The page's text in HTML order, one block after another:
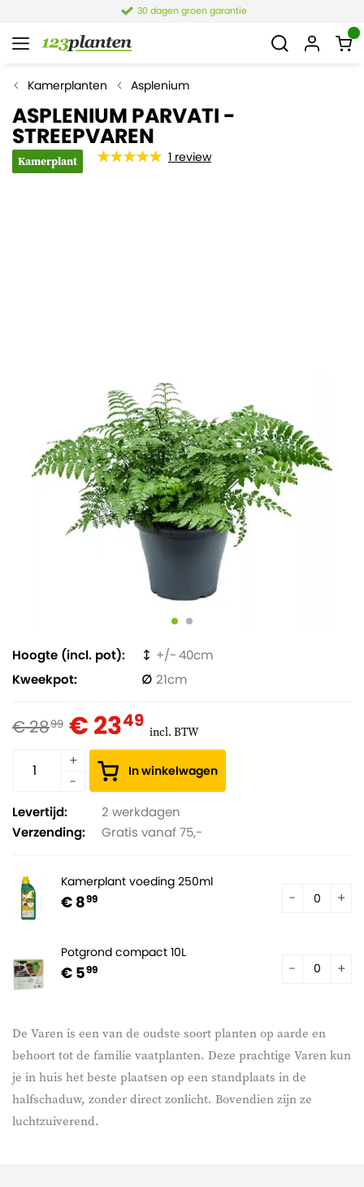
30 dagen groen garantie
Kamerplanten Asplenium
ASPLENIUM PARVATI -
STREEPVAREN
Kamerplant 1 review
De Varen is een van de oudste soort planten op aarde en
behoort tot de familie vaatplanten. Deze prachtige Varen kun
je in huis het beste plaatsen op een standplaats in de
halfschaduw, zonder direct zonlicht. Bovendien zijn ze
luchtzuiverend.
Hoogte (incl. pot)
40
Kweekpot
21
€ 2899 € 2349 incl. BTW
In winkelwagen
Levertijd:
2 werkdagen
Verzending:
Gratis vanaf 75,-
Kamerplant voeding 250ml
€ 899
Potgrond compact 10L
€ 599